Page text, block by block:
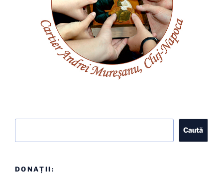
Caută
DONAȚII: